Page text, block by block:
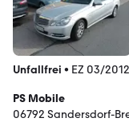
Unfallfrei • EZ 03/2012
PS Mobile
06792 Sandersdorf-